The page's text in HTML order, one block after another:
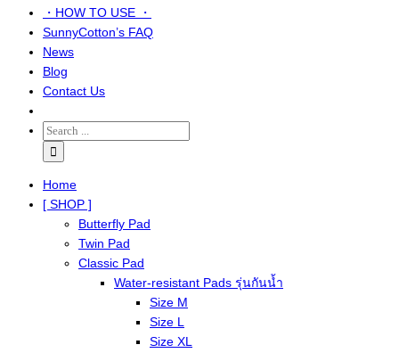
・HOW TO USE ・
SunnyCotton’s FAQ
News
Blog
Contact Us
Home
[ SHOP ]
Butterfly Pad
Twin Pad
Classic Pad
Water-resistant Pads รุ่นกันน้ำ
Size M
Size L
Size XL